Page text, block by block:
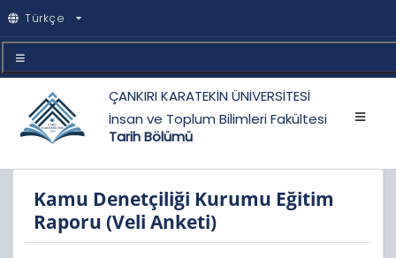
Türkçe
ÇANKIRI KARATEKİN ÜNİVERSİTESİ
İnsan ve Toplum Bilimleri Fakültesi
Tarih Bölümü
Kamu Denetçiliği Kurumu Eğitim
Raporu (Veli Anketi)